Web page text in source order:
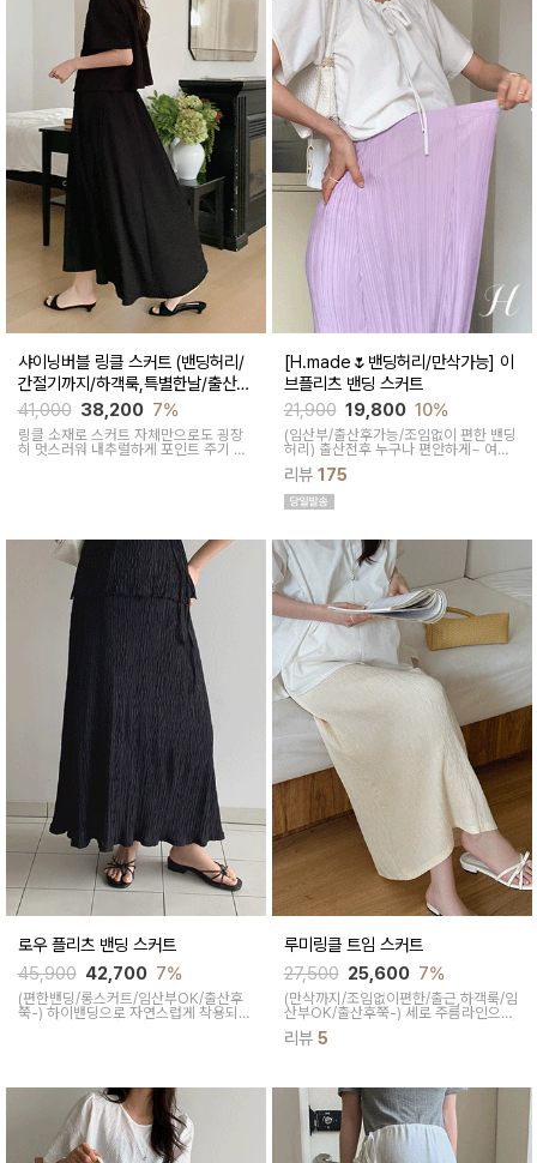
샤이닝버블 링클 스커트 (밴딩허리/
간절기까지/하객룩,특별한날/출산후
가능)
41,000 38,200 7%
링클 소재로 스커트 자체만으로도 굉장
히 멋스러워 내추럴하게 포인트 주기 좋
[H.made🌷밴딩허리/만삭가능] 이
브플리츠 밴딩 스커트
21,900 19,800 10%
(임산부/출산후가능/조임없이 편한 밴딩
허리) 출산전후 누구나 편안하게~ 여성
스러운 라인, 피부에 닿는 촉감이 부드러
운 플리츠 스커트
리뷰 175
로우 플리츠 밴딩 스커트
45,900 42,700 7%
(편한밴딩/롱스커트/임산부OK/출산후
쭉-) 하이밴딩으로 자연스럽게 착용되어
루미링클 트임 스커트
27,500 25,600 7%
(만삭까지/조임없이편한/출근,하객룩/임
산부OK/출산후쭉-) 세로 주름라인으로
슬림해보이면서 A라인으로 끼임없어 자
연스러운 핏으로 떨어지고 원단감도 가
리뷰 5